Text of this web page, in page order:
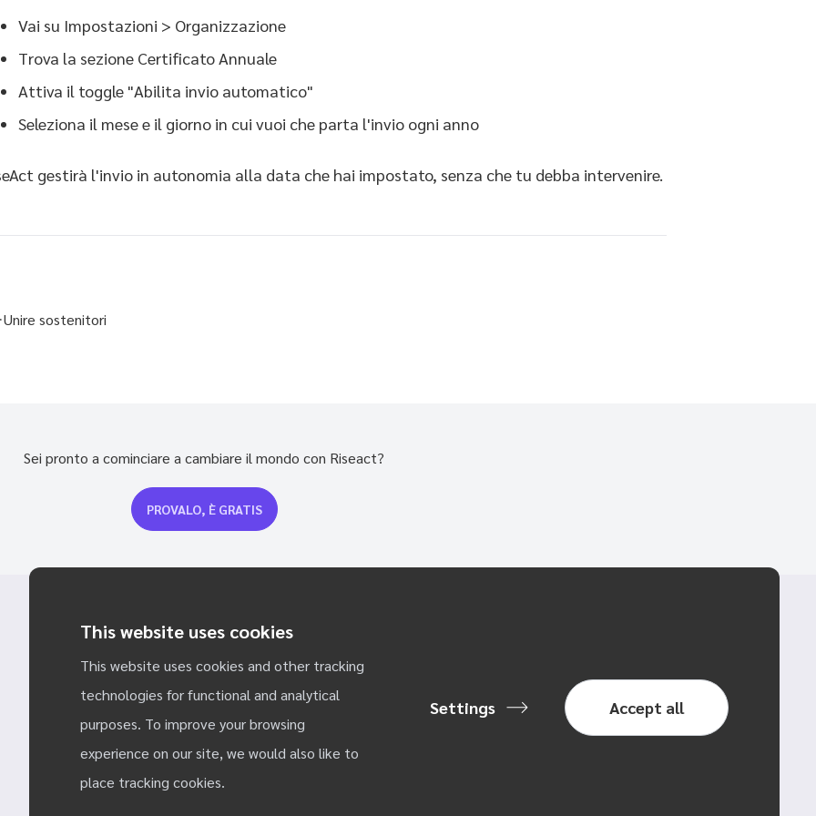
This website uses cookies
This website uses cookies and other tracking
technologies for functional and analytical
purposes. To improve your browsing
experience on our site, we would also like to
place tracking cookies.
Settings
Vai su Impostazioni > Organizzazione
Trova la sezione Certificato Annuale
Attiva il toggle "Abilita invio automatico"
Seleziona il mese e il giorno in cui vuoi che parta l'invio ogni anno
gestirà l'invio in autonomia alla data che hai impostato, senza che tu debba intervenire.
Unire sostenitori
Sei pronto a cominciare a cambiare il mondo con Riseact?
PROVALO, È GRATIS
@ 2023 Riseact